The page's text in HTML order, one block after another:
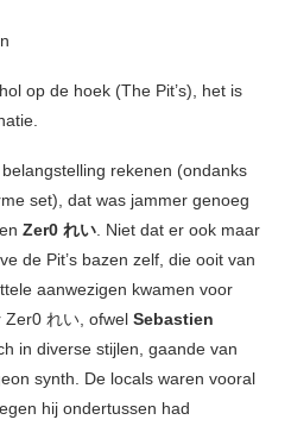
op de hoek (The Pit’s), het is
rekenen (ondanks
set), dat was jammer genoeg
en Zer0 れい. Niet dat er ook maar
de Pit’s bazen zelf, die ooit van
aanwezigen kwamen voor
Zer0 れい, ofwel Sebastien
in diverse stijlen, gaande van
synth. De locals waren vooral
hij ondertussen had